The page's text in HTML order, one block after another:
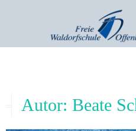
Autor: Beate